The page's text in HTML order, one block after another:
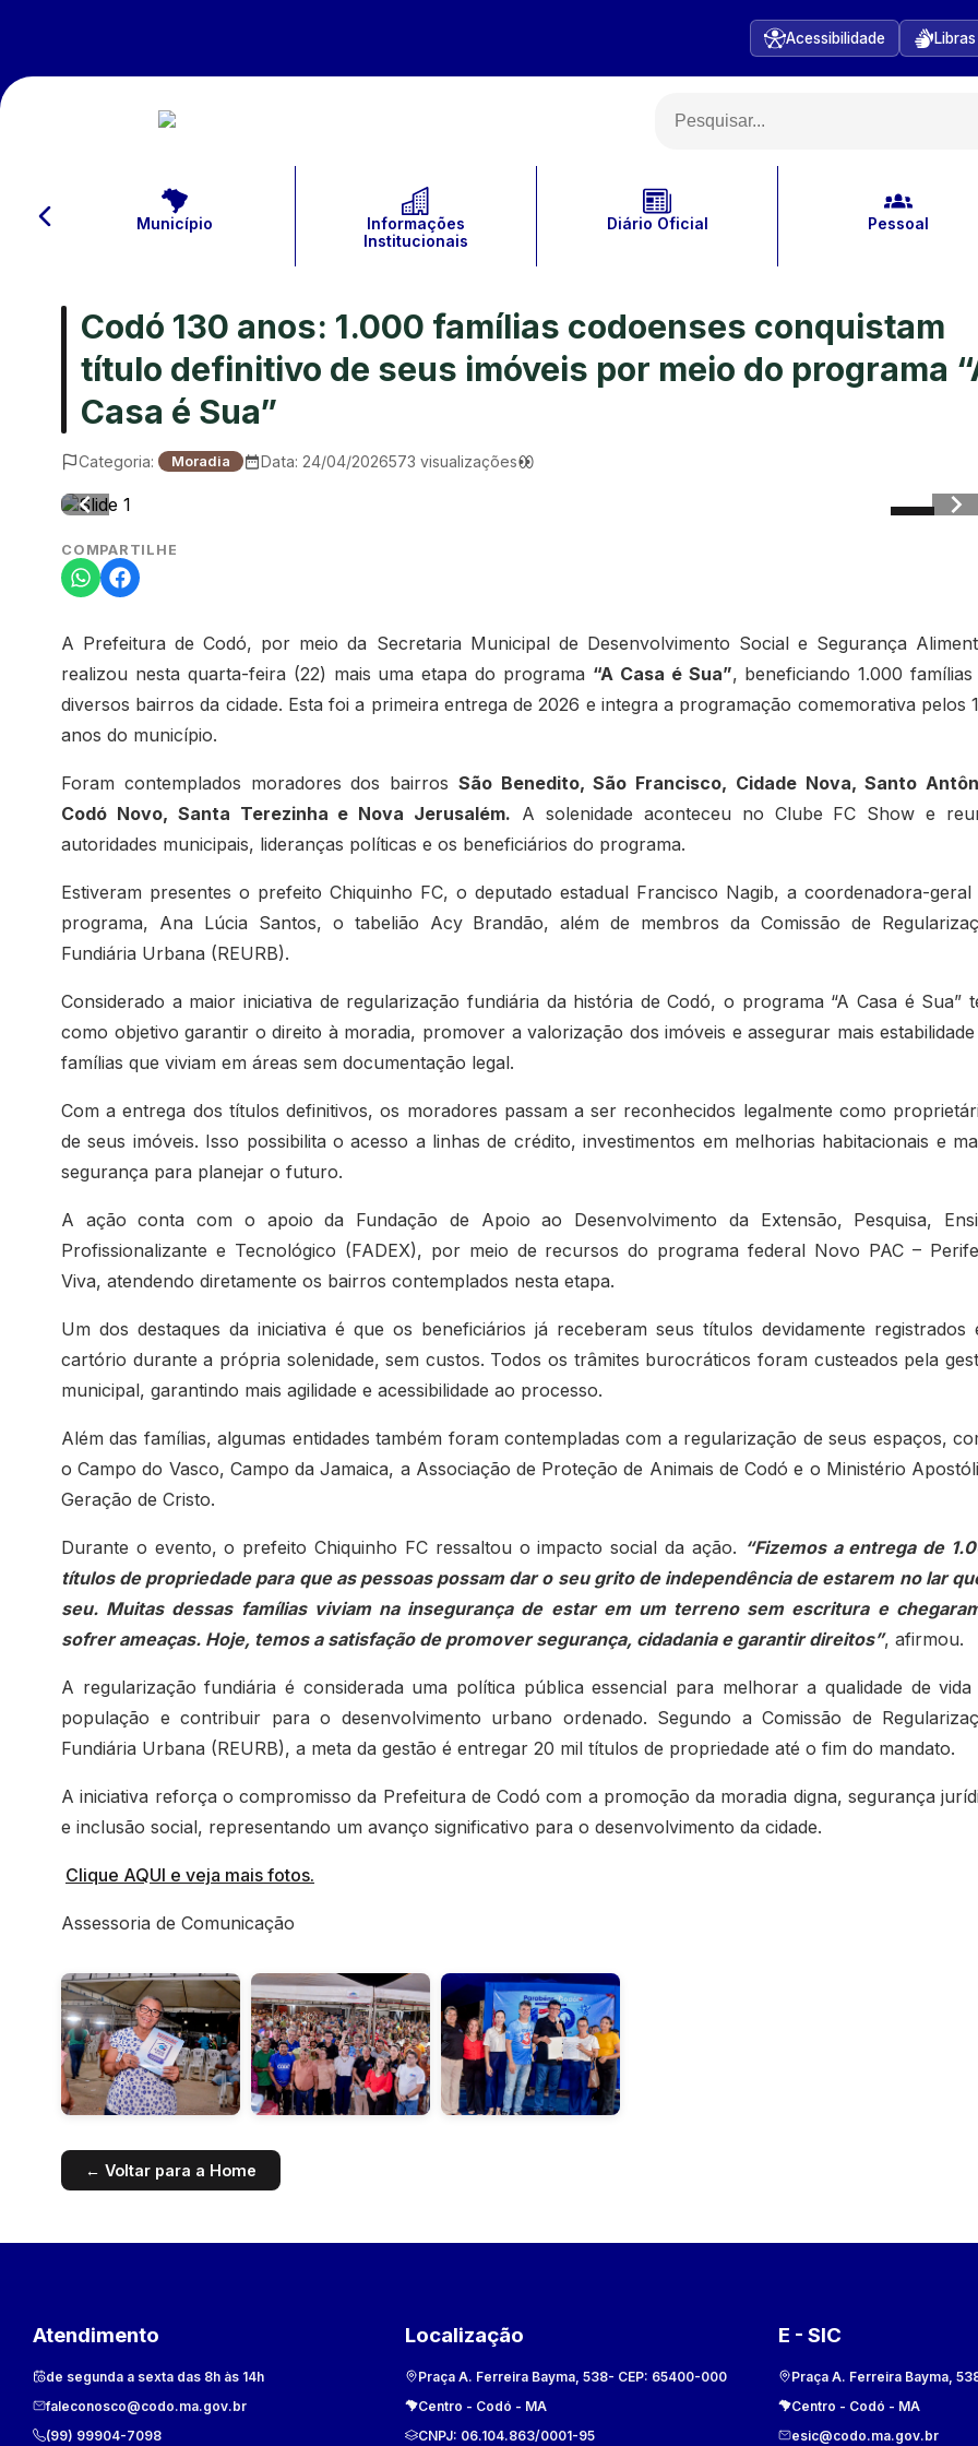
Acessibilidade Libras
Município
Informações
Institucionais
Diário Oficial Pessoal
Codó 130 anos: 1.000 famílias codoenses conquistam
título definitivo de seus imóveis por meio do programa
Casa é Sua”
Categoria: Moradia Data: 24/04/2026573 visualizações
COMPARTILHE
A Prefeitura de Codó, por meio da Secretaria Municipal de Desenvolvimento Social e Segurança
realizou nesta quarta-feira (22) mais uma etapa do programa “A Casa é Sua”, beneficiando 1.000 famílias
diversos bairros da cidade. Esta foi a primeira entrega de 2026 e integra a programação comemorativa pelos
anos do município.
Foram contemplados moradores dos bairros São Benedito, São Francisco, Cidade Nova, Santo
Codó Novo, Santa Terezinha e Nova Jerusalém. A solenidade aconteceu no Clube FC Show e
autoridades municipais, lideranças políticas e os beneficiários do programa.
Estiveram presentes o prefeito Chiquinho FC, o deputado estadual Francisco Nagib, a coordenadora-geral
programa, Ana Lúcia Santos, o tabelião Acy Brandão, além de membros da Comissão de
Fundiária Urbana (REURB).
Considerado a maior iniciativa de regularização fundiária da história de Codó, o programa “A Casa é Sua”
como objetivo garantir o direito à moradia, promover a valorização dos imóveis e assegurar mais estabilidade
famílias que viviam em áreas sem documentação legal.
Com a entrega dos títulos definitivos, os moradores passam a ser reconhecidos legalmente como
de seus imóveis. Isso possibilita o acesso a linhas de crédito, investimentos em melhorias habitacionais e
segurança para planejar o futuro.
A ação conta com o apoio da Fundação de Apoio ao Desenvolvimento da Extensão, Pesquisa,
Profissionalizante e Tecnológico (FADEX), por meio de recursos do programa federal Novo PAC –
Viva, atendendo diretamente os bairros contemplados nesta etapa.
Um dos destaques da iniciativa é que os beneficiários já receberam seus títulos devidamente registrados
cartório durante a própria solenidade, sem custos. Todos os trâmites burocráticos foram custeados pela
municipal, garantindo mais agilidade e acessibilidade ao processo.
Além das famílias, algumas entidades também foram contempladas com a regularização de seus espaços,
o Campo do Vasco, Campo da Jamaica, a Associação de Proteção de Animais de Codó e o Ministério
Geração de Cristo.
Durante o evento, o prefeito Chiquinho FC ressaltou o impacto social da ação. “Fizemos a entrega de
títulos de propriedade para que as pessoas possam dar o seu grito de independência de estarem no lar
seu. Muitas dessas famílias viviam na insegurança de estar em um terreno sem escritura e
sofrer ameaças. Hoje, temos a satisfação de promover segurança, cidadania e garantir direitos”, afirmou.
A regularização fundiária é considerada uma política pública essencial para melhorar a qualidade de vida
população e contribuir para o desenvolvimento urbano ordenado. Segundo a Comissão de
Fundiária Urbana (REURB), a meta da gestão é entregar 20 mil títulos de propriedade até o fim do mandato.
A iniciativa reforça o compromisso da Prefeitura de Codó com a promoção da moradia digna, segurança
e inclusão social, representando um avanço significativo para o desenvolvimento da cidade.
Clique AQUI e veja mais fotos.
Assessoria de Comunicação
← Voltar para a Home
Atendimento
de segunda a sexta das 8h às 14h
faleconosco@codo.ma.gov.br
(99) 99904-7098
Localização
Praça A. Ferreira Bayma, 538- CEP: 65400-000
Centro - Codó - MA
CNPJ: 06.104.863/0001-95
E - SIC
Praça A. Ferreira Bayma,
Centro - Codó - MA
esic@codo.ma.gov.br